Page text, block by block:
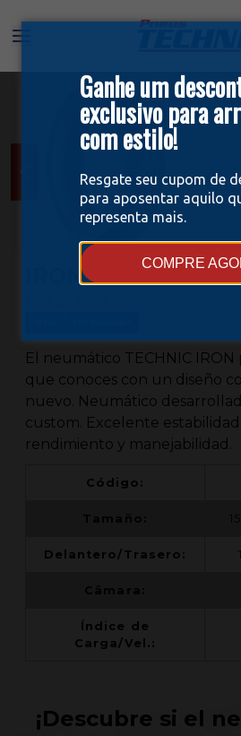
Ganhe um
exclusivo para
com estilo!
Resgate seu cupom de
para aposentar aquilo
representa mais.
COMPRE
IRON 150/80B16
El neumático TECHNIC IRON
que conoces con un diseño
nuevo. Neumático
custom. Excelente
rendimiento y manejabilidad.
Código:
Delantero/Trasero:
Índice de
Carga/Vel.:
¡Descubre si el